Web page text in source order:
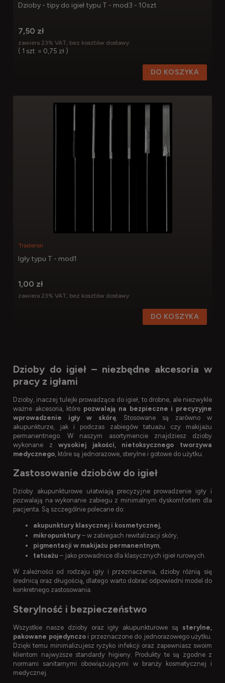
Dzioby - tipy do igieł typu T - mod3 - 10szt
7,50 zł
zawiera 23% VAT, bez kosztów dostawy
( 1 szt. = 0,75 zł )
DO KOSZYKA
Igły typu T - mod1
Traderon
1,00 zł
zawiera 23% VAT, bez kosztów dostawy
DO KOSZYKA
Dzioby do igieł – niezbędne akcesoria w
pracy z igłami
Dzioby, inaczej tulejki prowadzące do igieł, to drobne, ale niezwykle
ważne akcesoria, które pozwalają na bezpieczne i precyzyjne
wprowadzenie igły w skórę. Stosowane są zarówno w
akupunkturze, jak i podczas zabiegów tatuażu czy makijażu
permanentnego. W naszym asortymencie znajdziesz dzioby
wykonane zwysokiej jakości, nietoksycznego tworzywa
medycznego, które są jednorazowe, sterylne i gotowe do użytku.
Zastosowanie dziobów do igieł
Dzioby akupunkturowe ułatwiają precyzyjne prowadzenie igły i
pozwalają na wykonanie zabiegu z minimalnym dyskomfortem dla
pacjenta. Są szczególnie polecane do:
akupunktury klasycznej i kosmetycznej,
mikropunktury– w zabiegach rewitalizacji skóry,
pigmentacji w makijażu permanentnym,
tatuażu – jako prowadnice dla klasycznych igieł rurowych.
W zależności od rodzaju igły i przeznaczenia, dzioby różnią się
średnicą oraz długością, dlatego warto dobrać odpowiedni model do
konkretnego zastosowania.
Sterylność i bezpieczeństwo
Wszystkie nasze dzioby oraz igły akupunkturowe są sterylne,
pakowane pojedynczoi przeznaczone do jednorazowego użytku.
Dzięki temu minimalizujesz ryzyko infekcji oraz zapewniasz swoim
klientom najwyższe standardy higieny. Produkty te są zgodne z
normami sanitarnymi obowiązującymi w branży kosmetycznej i
medycznej.